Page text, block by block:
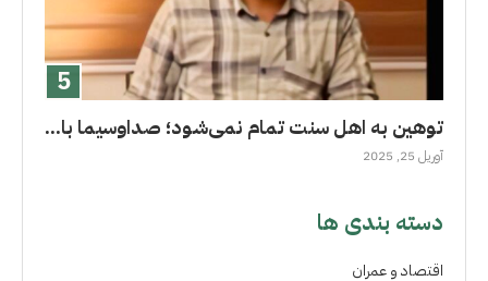
توهین به اهل سنت تمام نمی‌شود؛ صداوسیما با...
آوریل 25, 2025
دسته بندی ها
اقتصاد و عمران